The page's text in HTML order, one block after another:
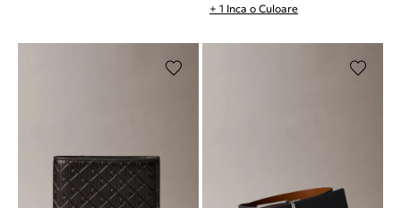
+ 1 Inca o Culoare